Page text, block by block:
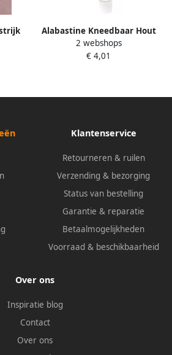
5121
Alabastine Kneedbaar Hout
Wit 75Gr 5096011
2 webshops
€ 4,01
Klantenservice
Retourneren & ruilen
Verzending & bezorging
Status van bestelling
Garantie & reparatie
Betaalmogelijkheden
Voorraad & beschikbaarheid
Over ons
Inspiratie blog
Contact
Over ons